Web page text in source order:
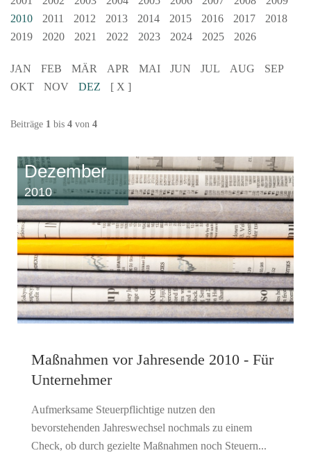
2010
2011 2012 2013 2014 2015 2016 2017
2018
2019
2020 2021 2022 2023 2024 2025 2026
JAN FEB MÄR APR MAI JUN JUL AUG
SEP
OKT
NOV DEZ [ X ]
Beiträge 1 bis 4 von 4
Dezember
2010
Maßnahmen vor Jahresende 2010 - Für
Unternehmer
Aufmerksame Steuerpflichtige nutzen den
bevorstehenden Jahreswechsel nochmals zu einem
Check, ob durch gezielte Maßnahmen noch Steuern...